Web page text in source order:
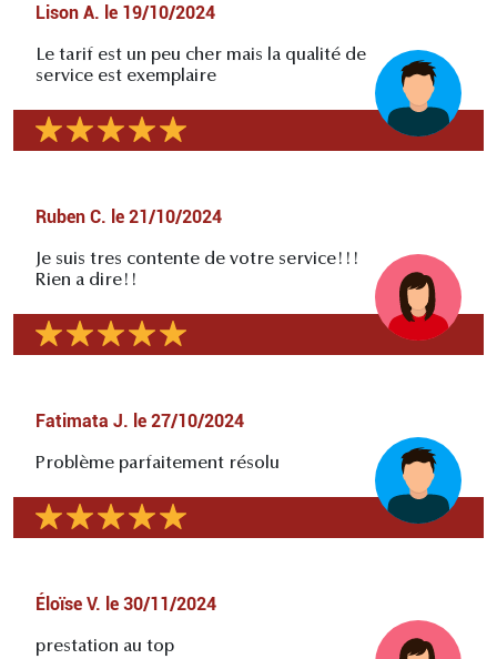
Lison A. le 19/10/2024
Le tarif est un peu cher mais la qualité de
service est exemplaire
Ruben C. le 21/10/2024
Je suis tres contente de votre service!!!
Rien a dire!!
Fatimata J. le 27/10/2024
Problème parfaitement résolu
Éloïse V. le 30/11/2024
prestation au top